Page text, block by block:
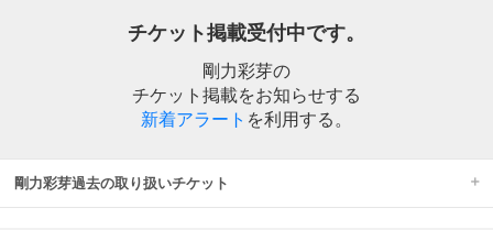
チケット掲載受付中です。
剛力彩芽の
チケット掲載をお知らせする
新着アラート を利用する。
剛力彩芽過去の取り扱いチケット